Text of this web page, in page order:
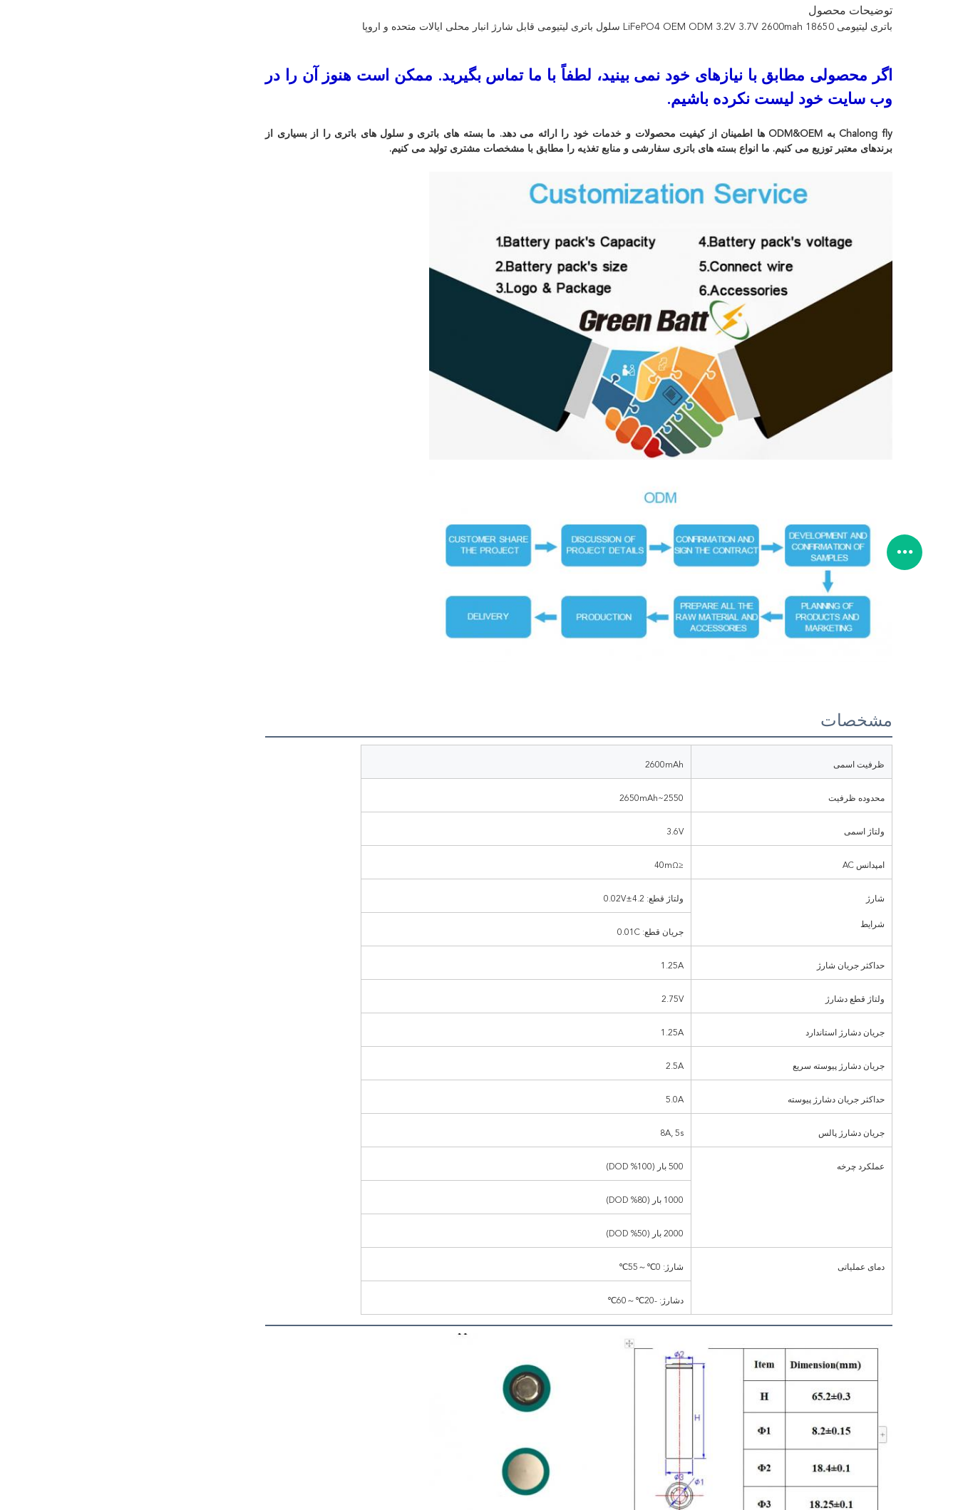
توضیحات محصول
باتری لیتیومی LiFePO4 OEM ODM 3.2V 3.7V 2600mah 18650 سلول باتری لیتیومی قابل شارژ انبار محلی ایالات متحده و اروپا
اگر محصولی مطابق با نیازهای خود نمی بینید، لطفاً با ما تماس بگیرید. ممکن است هنوز آن را در
وب سایت خود لیست نکرده باشیم.
Chalong fly به ODM&OEM ها اطمینان از کیفیت محصولات و خدمات خود را ارائه می دهد. ما بسته های باتری و سلول های باتری را از بسیاری از
برندهای معتبر توزیع می کنیم. ما انواع بسته های باتری سفارشی و منابع تغذیه را مطابق با مشخصات مشتری تولید می کنیم.
مشخصات
ظرفیت اسمی 2600mAh
محدوده ظرفیت 2550~2650mAh
ولتاژ اسمی 3.6V
امپدانس AC ≤40mΩ
شارژ
شرایط
ولتاژ قطع: 4.2±0.02V
جریان قطع: 0.01C
حداکثر جریان شارژ 1.25A
ولتاژ قطع دشارژ 2.75V
جریان دشارژ استاندارد 1.25A
جریان دشارژ پیوسته سریع 2.5A
حداکثر جریان دشارژ پیوسته 5.0A
جریان دشارژ پالس 8A, 5s
عملکرد چرخه 500 بار (100% DOD)
1000 بار (80% DOD)
2000 بار (50% DOD)
دمای عملیاتی شارژ: 0℃～55℃
دشارژ: -20℃～60℃